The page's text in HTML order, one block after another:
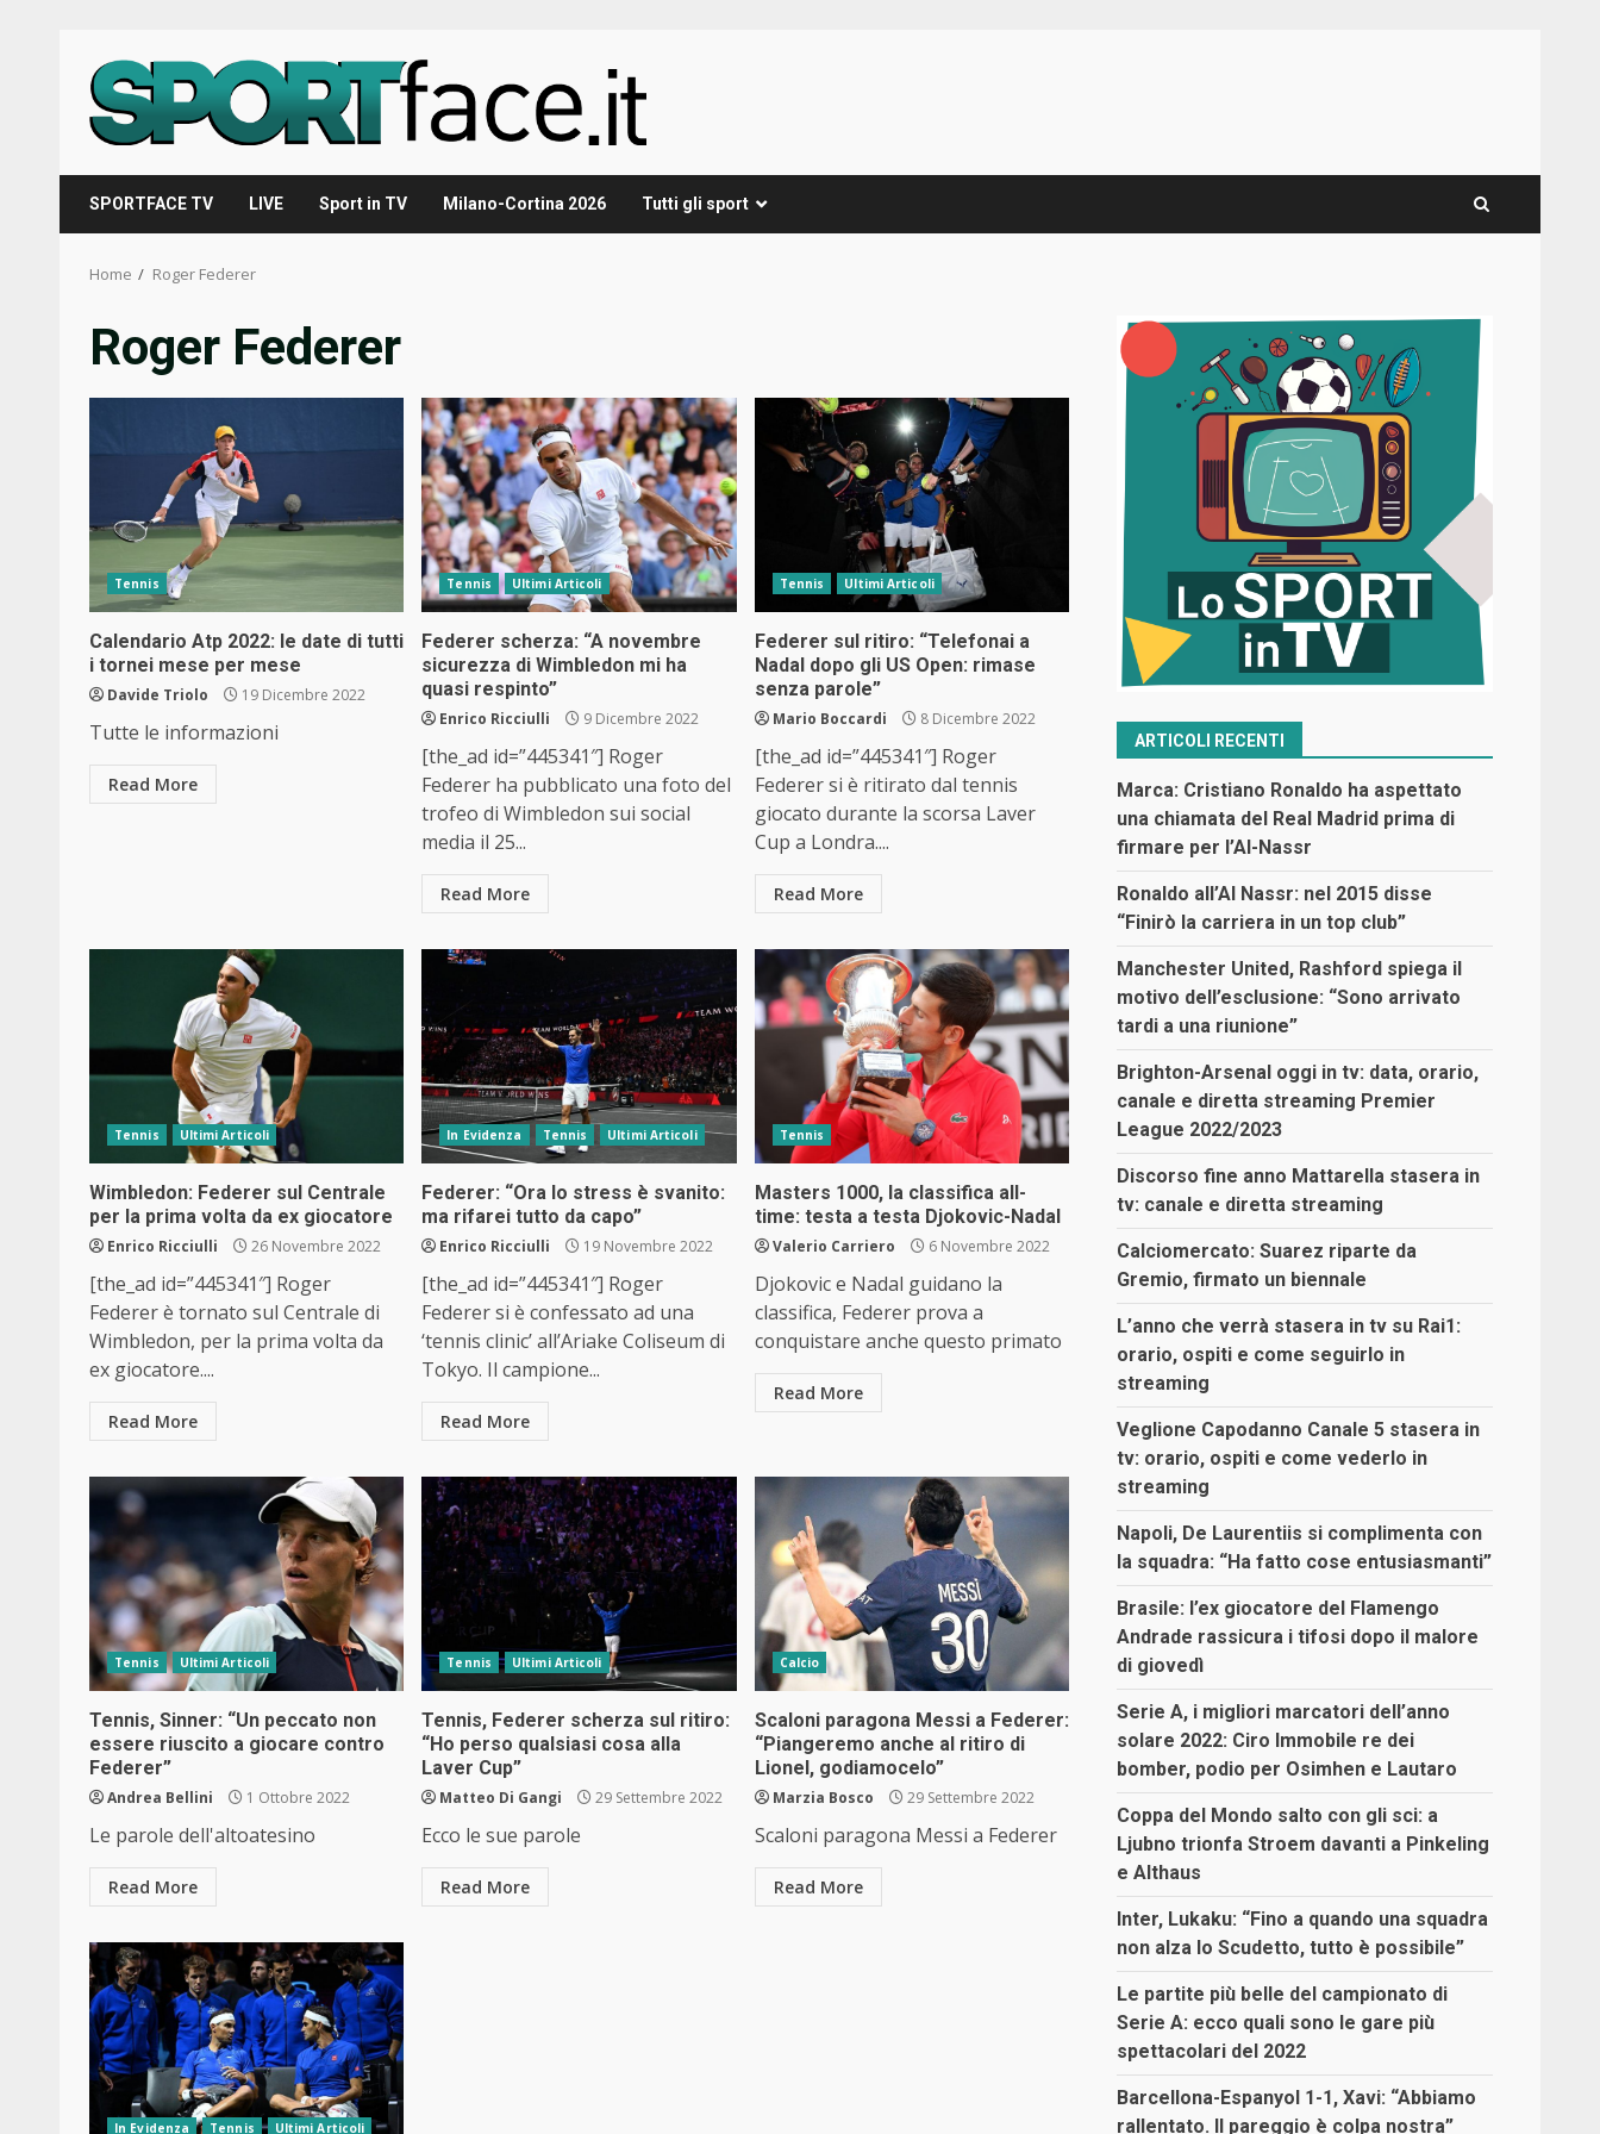
content
SPORTFACE TV LIVE Sport in TV Milano-Cortina 2026 Tutti gli sport
Home Roger Federer
Roger Federer
Tennis
Calendario Atp 2022: le date di tutti
i tornei mese per mese
Davide Triolo 19 Dicembre 2022
Tutte le informazioni
Read More
Tennis Ultimi Articoli
Federer scherza: “A novembre
sicurezza di Wimbledon mi ha
quasi respinto”
Enrico Ricciulli 9 Dicembre 2022
[the_ad id=”445341″] Roger
Federer ha pubblicato una foto del
trofeo di Wimbledon sui social
media il 25...
Read More
Tennis Ultimi Articoli
Federer sul ritiro: “Telefonai a
Nadal dopo gli US Open: rimase
senza parole”
Mario Boccardi 8 Dicembre 2022
[the_ad id=”445341″] Roger
Federer si è ritirato dal tennis
giocato durante la scorsa Laver
Cup a Londra....
Read More
Tennis Ultimi Articoli
Wimbledon: Federer sul Centrale
per la prima volta da ex giocatore
Enrico Ricciulli 26 Novembre 2022
[the_ad id=”445341″] Roger
Federer è tornato sul Centrale di
Wimbledon, per la prima volta da
ex giocatore....
Read More
In Evidenza Tennis Ultimi Articoli
Federer: “Ora lo stress è svanito:
ma rifarei tutto da capo”
Enrico Ricciulli 19 Novembre 2022
[the_ad id=”445341″] Roger
Federer si è confessato ad una
‘tennis clinic’ all’Ariake Coliseum di
Tokyo. Il campione...
Read More
Tennis
Masters 1000, la classifica all-
time: testa a testa Djokovic-Nadal
Valerio Carriero 6 Novembre 2022
Djokovic e Nadal guidano la
classifica, Federer prova a
conquistare anche questo primato
Read More
Tennis Ultimi Articoli
Tennis, Sinner: “Un peccato non
essere riuscito a giocare contro
Federer”
Andrea Bellini 1 Ottobre 2022
Le parole dell'altoatesino
Read More
Tennis Ultimi Articoli
Tennis, Federer scherza sul ritiro:
“Ho perso qualsiasi cosa alla
Laver Cup”
Matteo Di Gangi 29 Settembre 2022
Ecco le sue parole
Read More
Calcio
Scaloni paragona Messi a Federer:
“Piangeremo anche al ritiro di
Lionel, godiamocelo”
Marzia Bosco 29 Settembre 2022
Scaloni paragona Messi a Federer
Read More
In Evidenza Tennis Ultimi Articoli
ARTICOLI RECENTI
Marca: Cristiano Ronaldo ha aspettato
una chiamata del Real Madrid prima di
firmare per l’Al-Nassr
Ronaldo all’Al Nassr: nel 2015 disse
“Finirò la carriera in un top club”
Manchester United, Rashford spiega il
motivo dell’esclusione: “Sono arrivato
tardi a una riunione”
Brighton-Arsenal oggi in tv: data, orario,
canale e diretta streaming Premier
League 2022/2023
Discorso fine anno Mattarella stasera in
tv: canale e diretta streaming
Calciomercato: Suarez riparte da
Gremio, firmato un biennale
L’anno che verrà stasera in tv su Rai1:
orario, ospiti e come seguirlo in
streaming
Veglione Capodanno Canale 5 stasera in
tv: orario, ospiti e come vederlo in
streaming
Napoli, De Laurentiis si complimenta con
la squadra: “Ha fatto cose entusiasmanti”
Brasile: l’ex giocatore del Flamengo
Andrade rassicura i tifosi dopo il malore
di giovedì
Serie A, i migliori marcatori dell’anno
solare 2022: Ciro Immobile re dei
bomber, podio per Osimhen e Lautaro
Coppa del Mondo salto con gli sci: a
Ljubno trionfa Stroem davanti a Pinkeling
e Althaus
Inter, Lukaku: “Fino a quando una squadra
non alza lo Scudetto, tutto è possibile”
Le partite più belle del campionato di
Serie A: ecco quali sono le gare più
spettacolari del 2022
Barcellona-Espanyol 1-1, Xavi: “Abbiamo
rallentato. Il pareggio è colpa nostra”